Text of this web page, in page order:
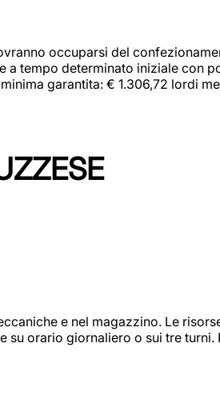
occuparsi del
tempo determinato iniziale con
garantita: € 1.306,72 lordi
e nel magazzino. Le
orario giornaliero o sui tre turni.